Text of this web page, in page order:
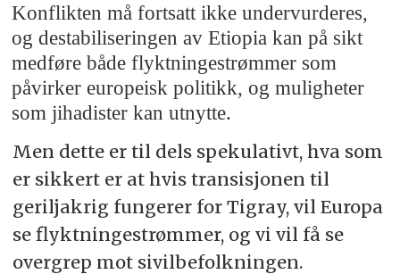
Konflikten må fortsatt ikke undervurderes,
og destabiliseringen av Etiopia kan på sikt
medføre både flyktningestrømmer som
påvirker europeisk politikk, og muligheter
som jihadister kan utnytte.
Men dette er til dels spekulativt, hva som
er sikkert er at hvis transisjonen til
geriljakrig fungerer for Tigray, vil Europa
se flyktningestrømmer, og vi vil få se
overgrep mot sivilbefolkningen.